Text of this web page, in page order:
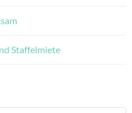
Staffelmiete